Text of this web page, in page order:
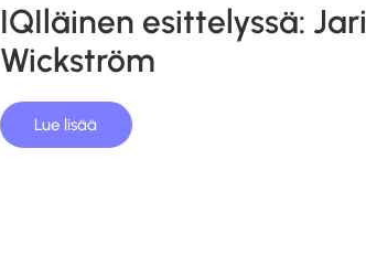
IQIläinen esittelyssä: Jari
Wickström
Lue lisää